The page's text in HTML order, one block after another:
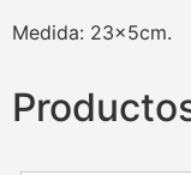
Medida: 23×5cm.